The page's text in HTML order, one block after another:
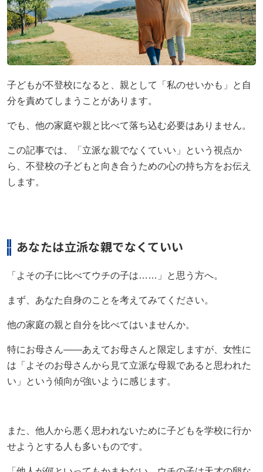
未分類
本人向け
会社概要
無料体験
お問い合わせ
プライバシーポリシー
特定商取引法に基づく表記
お知らせ
045-444-2540
子どもが不登校になると、親として「私のせいかも」と自
分を責めてしまうことがあります。
でも、他の家庭や親と比べて落ち込む必要はありません。
この記事では、「立派な親でなくていい」という視点か
ら、不登校の子どもと向き合うための心の持ち方をお伝え
します。
あなたは立派な親でなくていい
「よその子に比べてウチの子は……」と思う方へ。
まず、あなた自身のことを考えてみてください。
他の家庭の親と自分を比べてはいませんか。
特にお母さん――あえてお母さんと限定しますが、女性に
は「よそのお母さんから見て立派な母親であると思われた
い」という傾向が強いように感じます。
また、他人から悪く思われないために子どもを学校に行か
せようとする人も多いものです。
プレッシャーをかけていませんか？親からの期待に
潰され不登校に
【保護者さまインタビュー】親も一緒に成長した8
年間。ここにいれば大丈夫だと思える場所です
同世代になじめなくて不登校なら、素敵な大人に引
き合わせてあげましょう
「なぜ」の位置を変えると、不登校の見え方が変わ
る
高卒認定の物理基礎が不安な方へ｜出題範囲と勉強
の進め方
横浜の学びの多様化学校「横浜きりん学園」とは？
不登校の子どもの新しい学びの場
【千葉県版】不登校からの高校受験ガイド｜令和8
年度入試で確認したい配慮制度
不登校でも合格を目指せる！高卒認定試験【国語
編】
不登校支援の基盤「教育機会確保法」ってどんな法
律？
子どもの不登校を前向きに｜休むことの意味と親が
できる支え方
天才には不登校経験者が多い！不登校の先にある、
それぞれの才能
【保護者さまインタビュー】REOはやっと巡り会
えた場所、自分自身の価値観が大きく変わりました